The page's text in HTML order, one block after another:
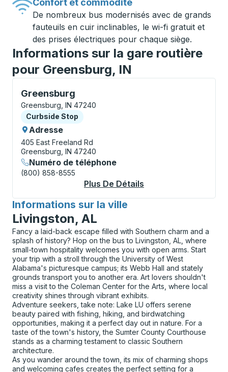
Confort et commodité
De nombreux bus modernisés avec de grands
fauteuils en cuir inclinables, le wi-fi gratuit et
des prises électriques pour chaque siège.
Informations sur la gare routière
pour Greensburg, IN
Greensburg
Curbside Stop, utilisez les touches fléchées ou la
Greensburg, IN 47240
Curbside Stop
Curbside Stop
Adresse
405 East Freeland Rd
Greensburg, IN 47240
Numéro de téléphone
(800) 858-8555
Plus De Détails
Informations sur la ville
pour
Livingston, AL
Fancy a laid-back escape filled with Southern charm and a
splash of history? Hop on the bus to Livingston, AL, where
small-town hospitality welcomes you with open arms. Start
your trip with a stroll through the University of West
Alabama's picturesque campus; its Webb Hall and stately
grounds transport you to another era. Art lovers shouldn't
miss a visit to the Coleman Center for the Arts, where local
creativity shines through vibrant exhibits.
Adventure seekers, take note: Lake LU offers serene
beauty paired with fishing, hiking, and birdwatching
opportunities, making it a perfect day out in nature. For a
taste of the town's history, the Sumter County Courthouse
stands as a charming testament to classic Southern
architecture.
As you wander around the town, its mix of charming shops
and welcoming cafes creates the perfect setting for a